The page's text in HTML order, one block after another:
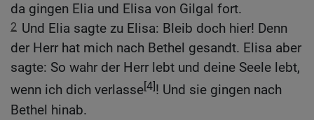
da gingen Elia und Elisa von Gilgal fort.
2 Und Elia sagte zu Elisa: Bleib doch hier! Denn
der Herr hat mich nach Bethel gesandt. Elisa aber
sagte: So wahr der Herr lebt und deine Seele lebt,
wenn ich dich verlasse[4]! Und sie gingen nach
Bethel hinab.